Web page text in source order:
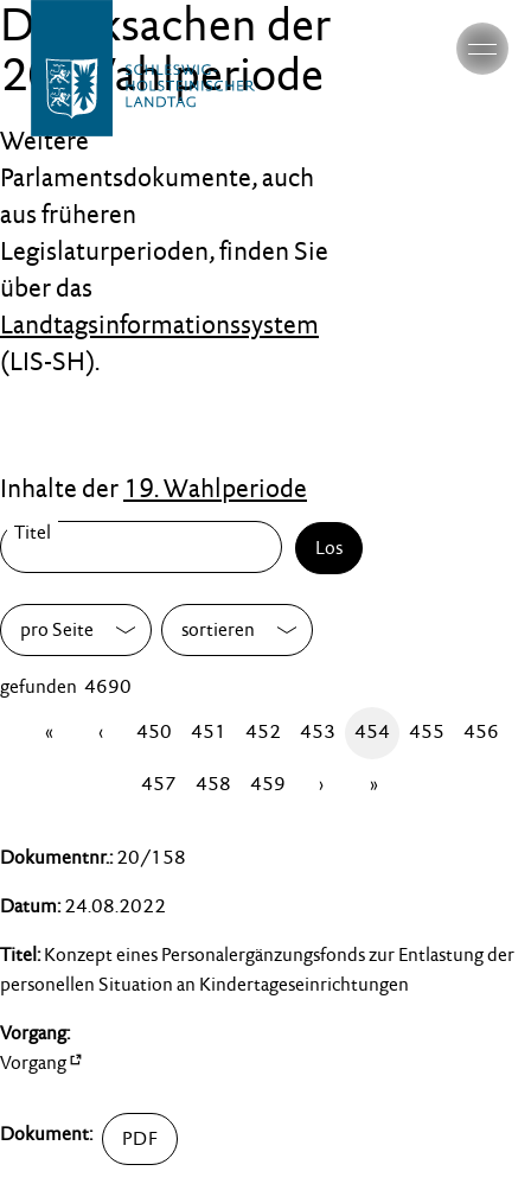
Drucksachen der
20. Wahlperiode
Weitere
Parlamentsdokumente, auch
aus früheren
Legislaturperioden, finden Sie
über das
Landtagsinformationssystem
(LIS-SH).
Inhalte der 19. Wahlperiode
Los
pro Seite sortieren
gefunden 4690
«
‹ 450 451 452 453 454 455 456
457 458 459 › »
20/158
24.08.2022
Konzept eines Personalergänzungsfonds zur Entlastung der
personellen Situation an Kindertageseinrichtungen
Vorgang